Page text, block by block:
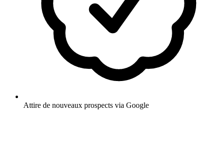
Attire de nouveaux prospects via Google